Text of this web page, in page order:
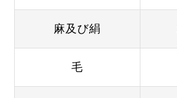
麻及び絹
毛